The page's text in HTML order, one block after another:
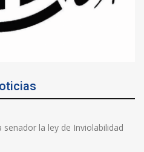
la ley de Inviolabilidad